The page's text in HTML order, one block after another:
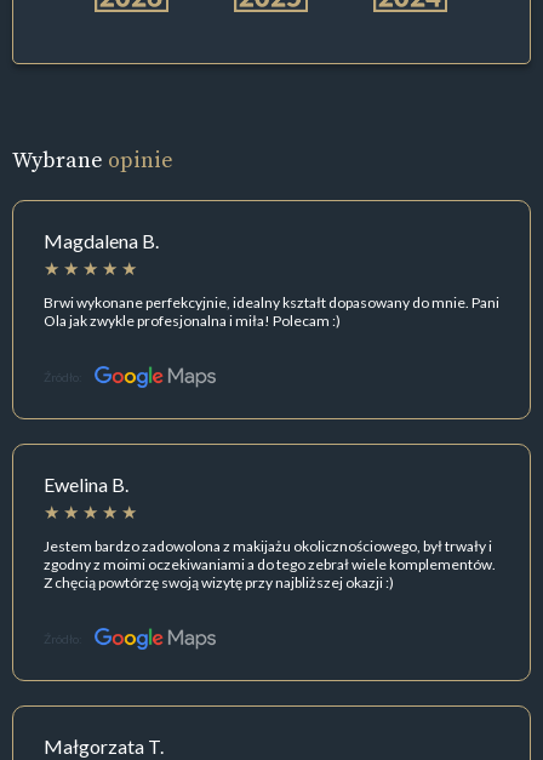
Wybrane opinie
Magdalena B.
Brwi wykonane perfekcyjnie, idealny kształt dopasowany do mnie. Pani
Ola jak zwykle profesjonalna i miła! Polecam :)
Źródło:
Ewelina B.
Jestem bardzo zadowolona z makijażu okolicznościowego, był trwały i
zgodny z moimi oczekiwaniami a do tego zebrał wiele komplementów.
Z chęcią powtórzę swoją wizytę przy najbliższej okazji :)
Źródło:
Małgorzata T.